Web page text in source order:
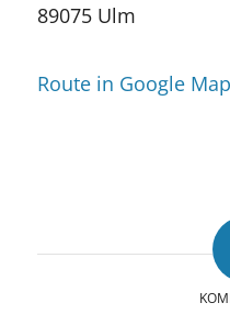
89075 Ulm
Route in Google